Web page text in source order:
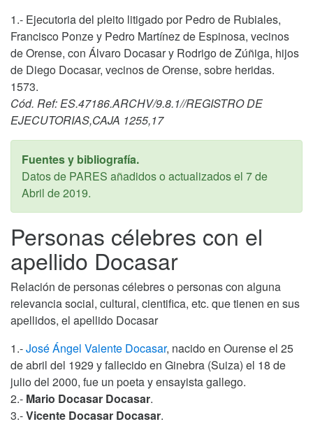
1.- Ejecutoria del pleito litigado por Pedro de Rubiales,
Francisco Ponze y Pedro Martínez de Espinosa, vecinos
de Orense, con Álvaro Docasar y Rodrigo de Zúñiga, hijos
de Diego Docasar, vecinos de Orense, sobre heridas.
1573.
Cód. Ref: ES.47186.ARCHV/9.8.1//REGISTRO DE
EJECUTORIAS,CAJA 1255,17
Fuentes y bibliografía.
Datos de PARES añadidos o actualizados el 7 de
Abril de 2019.
Personas célebres con el
apellido Docasar
Relación de personas célebres o personas con alguna
relevancia social, cultural, cientifica, etc. que tienen en sus
apellidos, el apellido Docasar
1.-José Ángel Valente Docasar, nacido en Ourense el 25
de abril del 1929 y fallecido en Ginebra (Suiza) el 18 de
julio del 2000, fue un poeta y ensayista gallego.
2.- Mario Docasar Docasar.
3.-Vicente Docasar Docasar.